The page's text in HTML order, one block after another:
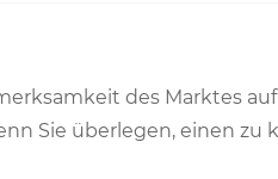
des Marktes
Sie überlegen, einen zu